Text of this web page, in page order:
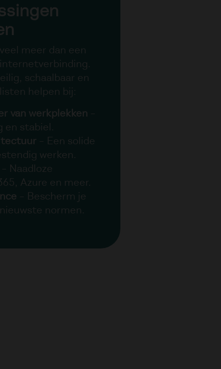
meer dan een
schaalbaar en
helpen bij:
van werkplekken –
en stabiel.
– Een solide
werken.
Naadloze
Azure en meer.
– Bescherm je
normen.